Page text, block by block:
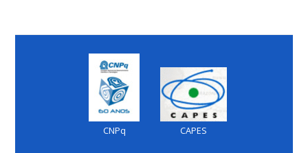
CNPq CAPES